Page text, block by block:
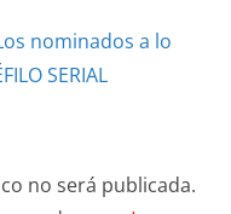
nominados a lo
SERIAL
no será publicada.